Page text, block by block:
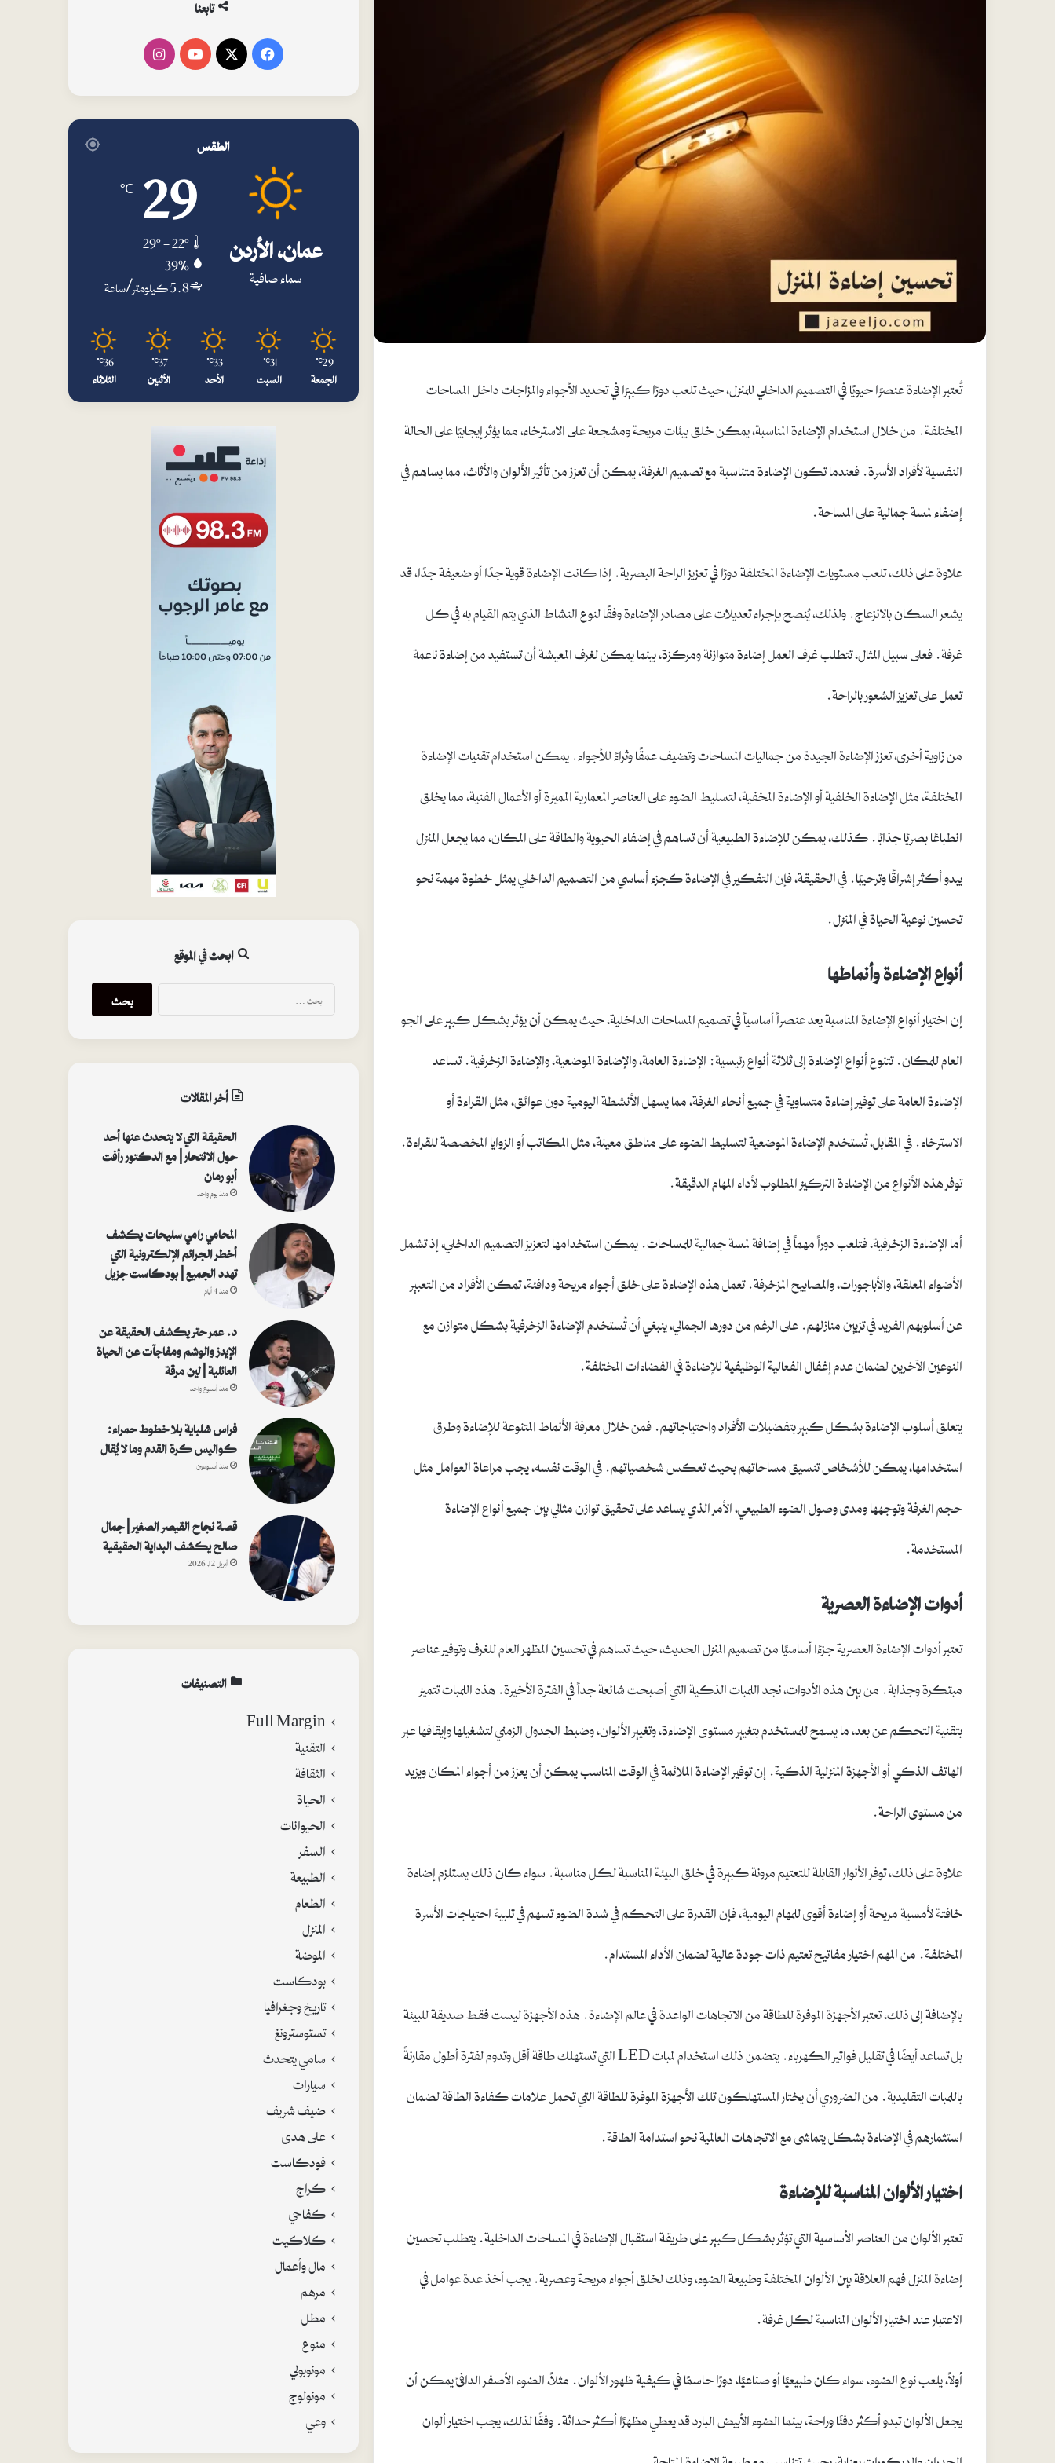
تُعتبر الإضاءة عنصرًا حيويًا في التصميم الداخلي للمنزل، حيث تلعب دورًا كبيرًا في تحديد الأجواء والمزاجات داخل المساحات
المختلفة. من خلال استخدام الإضاءة المناسبة، يمكن خلق بيئات مريحة ومشجعة على الاسترخاء، مما يؤثر إيجابيًا على الحالة
النفسية لأفراد الأسرة. فعندما تكون الإضاءة متناسبة مع تصميم الغرفة، يمكن أن تعزز من تأثير الألوان والأثاث، مما يساهم في
إضفاء لمسة جمالية على المساحة.
علاوة على ذلك، تلعب مستويات الإضاءة المختلفة دورًا في تعزيز الراحة البصرية. إذا كانت الإضاءة قوية جدًا أو ضعيفة جدًا، قد
يشعر السكان بالانزعاج. ولذلك، يُنصح بإجراء تعديلات على مصادر الإضاءة وفقًا لنوع النشاط الذي يتم القيام به في كل
غرفة. فعلى سبيل المثال، تتطلب غرف العمل إضاءة متوازنة ومركزة، بينما يمكن لغرف المعيشة أن تستفيد من إضاءة ناعمة
تعمل على تعزيز الشعور بالراحة.
من زاوية أخرى، تعزز الإضاءة الجيدة من جماليات المساحات وتضيف عمقًا وثراءً للأجواء. يمكن استخدام تقنيات الإضاءة
المختلفة، مثل الإضاءة الخلفية أو الإضاءة المخفية، لتسليط الضوء على العناصر المعمارية المميزة أو الأعمال الفنية، مما يخلق
انطباعًا بصريًا جذابًا. كذلك، يمكن للإضاءة الطبيعية أن تساهم في إضفاء الحيوية والطاقة على المكان، مما يجعل المنزل
يبدو أكثر إشراقًا وترحيبًا. في الحقيقة، فإن التفكير في الإضاءة كجزء أساسي من التصميم الداخلي يمثل خطوة مهمة نحو
تحسين نوعية الحياة في المنزل.
أنواع الإضاءة وأنماطها
إن اختيار أنواع الإضاءة المناسبة يعد عنصراً أساسياً في تصميم المساحات الداخلية، حيث يمكن أن يؤثر بشكل كبير على الجو
العام للمكان. تتنوع أنواع الإضاءة إلى ثلاثة أنواع رئيسية: الإضاءة العامة، والإضاءة الموضعية، والإضاءة الزخرفية. تساعد
الإضاءة العامة على توفير إضاءة متساوية في جميع أنحاء الغرفة، مما يسهل الأنشطة اليومية دون عوائق، مثل القراءة أو
الاسترخاء. في المقابل، تُستخدم الإضاءة الموضعية لتسليط الضوء على مناطق معينة، مثل المكاتب أو الزوايا المخصصة للقراءة.
توفر هذه الأنواع من الإضاءة التركيز المطلوب لأداء المهام الدقيقة.
أما الإضاءة الزخرفية، فتلعب دوراً مهماً في إضافة لمسة جمالية للمساحات. يمكن استخدامها لتعزيز التصميم الداخلي، إذ تشمل
الأضواء المعلقة، والأباجورات، والمصابيح المزخرفة. تعمل هذه الإضاءة على خلق أجواء مريحة ودافئة، تمكن الأفراد من التعبير
عن أسلوبهم الفريد في تزيين منازلهم. على الرغم من دورها الجمالي، ينبغي أن تُستخدم الإضاءة الزخرفية بشكل متوازن مع
النوعين الآخرين لضمان عدم إغفال الفعالية الوظيفية للإضاءة في الفضاءات المختلفة.
يتعلق أسلوب الإضاءة بشكل كبير بتفضيلات الأفراد واحتياجاتهم. فمن خلال معرفة الأنماط المتنوعة للإضاءة وطرق
استخدامها، يمكن للأشخاص تنسيق مساحاتهم بحيث تعكس شخصياتهم. في الوقت نفسه، يجب مراعاة العوامل مثل
حجم الغرفة وتوجهها ومدى وصول الضوء الطبيعي، الأمر الذي يساعد على تحقيق توازن مثالي بين جميع أنواع الإضاءة
المستخدمة.
أدوات الإضاءة العصرية
تعتبر أدوات الإضاءة العصرية جزءًا أساسيًا من تصميم المنزل الحديث، حيث تساهم في تحسين المظهر العام للغرف وتوفير عناصر
مبتكرة وجذابة. من بين هذه الأدوات، نجد اللمبات الذكية التي أصبحت شائعة جداً في الفترة الأخيرة. هذه اللمبات تتميز
بتقنية التحكم عن بعد، ما يسمح للمستخدم بتغيير مستوى الإضاءة، وتغيير الألوان، وضبط الجدول الزمني لتشغيلها وإيقافها عبر
الهاتف الذكي أو الأجهزة المنزلية الذكية. إن توفير الإضاءة الملائمة في الوقت المناسب يمكن أن يعزز من أجواء المكان ويزيد
من مستوى الراحة.
علاوة على ذلك، توفر الأنوار القابلة للتعتيم مرونة كبيرة في خلق البيئة المناسبة لكل مناسبة. سواء كان ذلك يستلزم إضاءة
خافتة لأمسية مريحة أو إضاءة أقوى للمهام اليومية، فإن القدرة على التحكم في شدة الضوء تسهم في تلبية احتياجات الأسرة
المختلفة. من المهم اختيار مفاتيح تعتيم ذات جودة عالية لضمان الأداء المستدام.
بالإضافة إلى ذلك، تعتبر الأجهزة الموفرة للطاقة من الاتجاهات الواعدة في عالم الإضاءة. هذه الأجهزة ليست فقط صديقة للبيئة
بل تساعد أيضًا في تقليل فواتير الكهرباء. يتضمن ذلك استخدام لمبات LED التي تستهلك طاقة أقل وتدوم لفترة أطول مقارنةً
باللمبات التقليدية. من الضروري أن يختار المستهلكون تلك الأجهزة الموفرة للطاقة التي تحمل علامات كفاءة الطاقة لضمان
استثمارهم في الإضاءة بشكل يتماشى مع الاتجاهات العالمية نحو استدامة الطاقة.
اختيار الألوان المناسبة للإضاءة
تعتبر الألوان من العناصر الأساسية التي تؤثر بشكل كبير على طريقة استقبال الإضاءة في المساحات الداخلية. يتطلب تحسين
إضاءة المنزل فهم العلاقة بين الألوان المختلفة وطبيعة الضوء، وذلك لخلق أجواء مريحة وعصرية. يجب أخذ عدة عوامل في
الاعتبار عند اختيار الألوان المناسبة لكل غرفة.
أولاً، يلعب نوع الضوء، سواء كان طبيعيًا أو صناعيًا، دورًا حاسمًا في كيفية ظهور الألوان. مثلاً، الضوء الأصفر الدافئ يمكن أن
يجعل الألوان تبدو أكثر دفئًا وراحة، بينما الضوء الأبيض البارد قد يعطي مظهرًا أكثر حداثة. وفقًا لذلك، يجب اختيار ألوان
تابعنا
فيسبوك ‫X
‫YouTubeانستقرام
الطقس
عمان، الأردن
سماء صافية
29
℃
39%
5.8 كيلومتر/ساعة
29
℃
الجمعة
31
℃
السبت
33
℃
الأحد
37
℃
الأثنين
36
℃
الثلاثاء
ابحث في الموقع
البحث
عن:
أخر المقالات
الحقيقة التي لا يتحدث عنها أحد
حول الانتحار | مع الدكتور رأفت
أبو رمان
منذ يوم واحد
المحامي رامي سليحات يكشف
أخطر الجرائم الإلكترونية التي
تهدد الجميع | بودكاست جزيل
منذ 4 أيام
د. عمر حتر يكشف الحقيقة عن
الإيدز والوشم ومفاجآت عن الحياة
العائلية | لين مرقة
منذ أسبوع واحد
فراس شلباية بلا خطوط حمراء:
كواليس كرة القدم وما لا يُقال
منذ أسبوعين
قصة نجاح القيصر الصغير | جمال
صالح يكشف البداية الحقيقية
أبريل 12, 2026
التصنيفات
Full Margin
التقنية
الثقافة
الحياة
الحيوانات
السفر
الطبيعة
الطعام
المنزل
الموضة
بودكاست
تاريخ وجغرافيا
تستوسترونغ
سامي يتحدث
سيارات
ضيف شريف
على هدى
فودكاست
كراج
كفاحي
كلاكيت
مال وأعمال
مرهم
مطل
منوع
مونوبولي
مونولوج
وعي